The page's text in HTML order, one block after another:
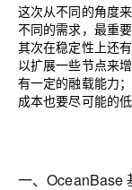
这次从不同的角度
不同的需求，最重
其次在稳定性上还
以扩展一些节点来
有一定的融载能力
成本也要尽可能的
一、OceanBase